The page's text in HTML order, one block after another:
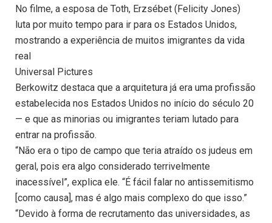
No filme, a esposa de Toth, Erzsébet (Felicity Jones)
luta por muito tempo para ir para os Estados Unidos,
mostrando a experiência de muitos imigrantes da vida
real
Universal Pictures
Berkowitz destaca que a arquitetura já era uma profissão
estabelecida nos Estados Unidos no início do século 20
— e que as minorias ou imigrantes teriam lutado para
entrar na profissão.
“Não era o tipo de campo que teria atraído os judeus em
geral, pois era algo considerado terrivelmente
inacessível”, explica ele. “É fácil falar no antissemitismo
[como causa], mas é algo mais complexo do que isso.”
“Devido à forma de recrutamento das universidades, as